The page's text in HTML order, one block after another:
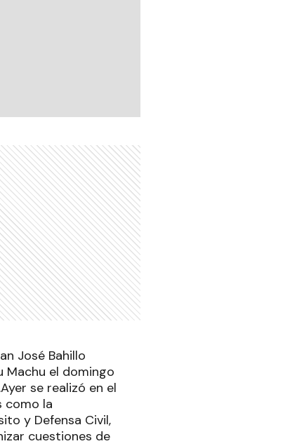
José Bahillo
Machu el domingo
se realizó en el
como la
y Defensa Civil,
cuestiones de